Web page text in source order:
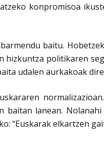
konpromisoa
baitu.
politikaren
udalen aurkakoak
baitan lanean.
“Euskarak elkartzen